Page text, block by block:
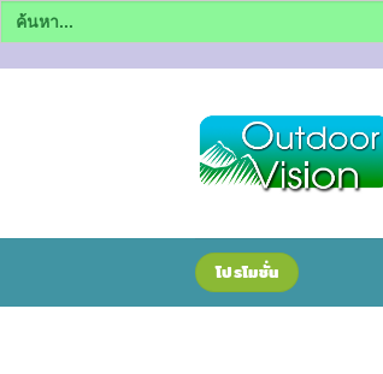
Search
for:
โปรโมชั่น